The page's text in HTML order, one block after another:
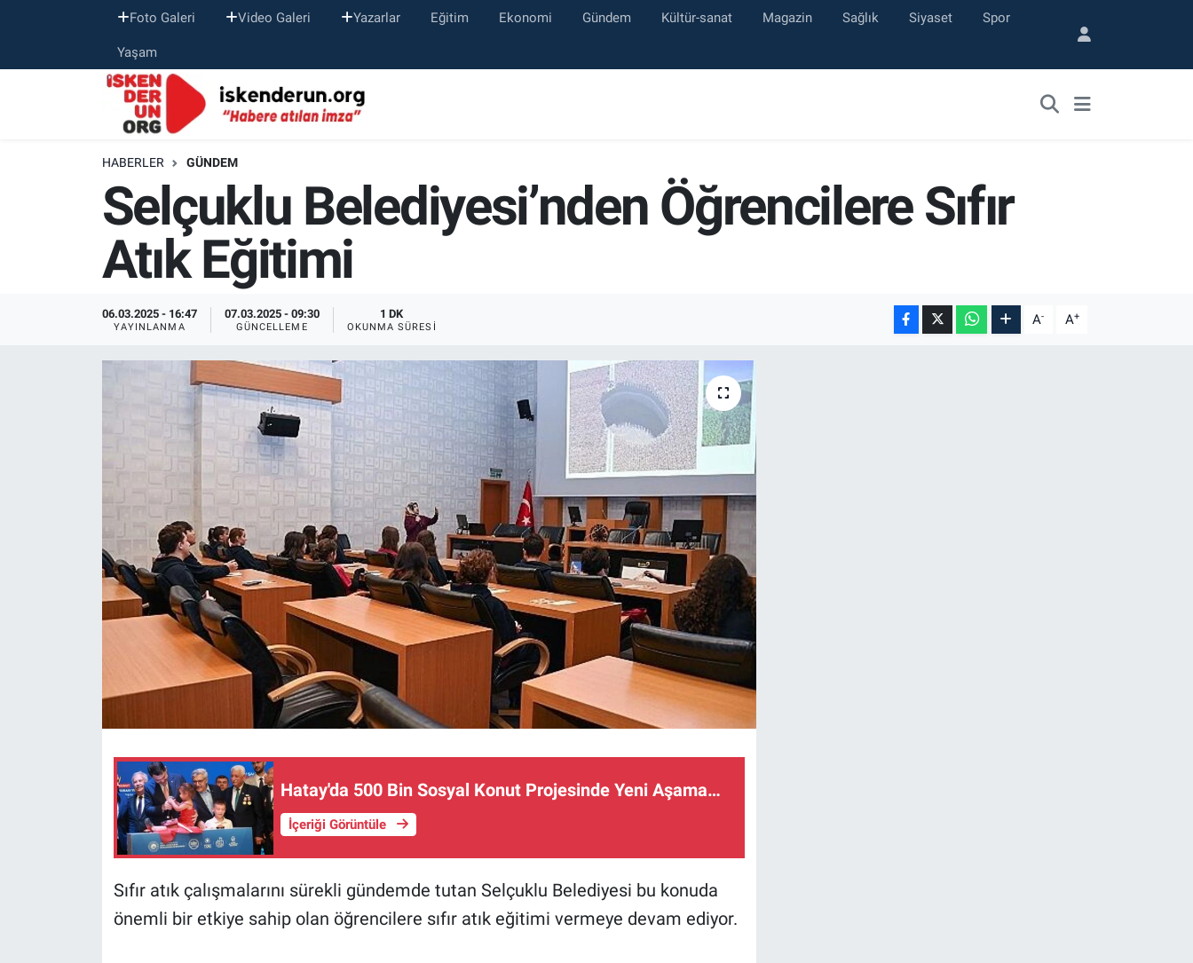
Foto Galeri Video Galeri Yazarlar Eğitim Ekonomi Gündem Kültür-sanat Magazin Sağlık Siyaset Spor
Yaşam
HABERLER GÜNDEM
Selçuklu Belediyesi’nden Öğrencilere Sıfır
Atık Eğitimi
06.03.2025 - 16:47
YAYINLANMA
07.03.2025 - 09:30
GÜNCELLEME
1 DK
OKUNMA SÜRESI A- A+
Hatay'da 500 Bin Sosyal Konut Projesinde Yeni Aşama…
İçeriği Görüntüle
Sıfır atık çalışmalarını sürekli gündemde tutan Selçuklu Belediyesi bu konuda
önemli bir etkiye sahip olan öğrencilere sıfır atık eğitimi vermeye devam ediyor.